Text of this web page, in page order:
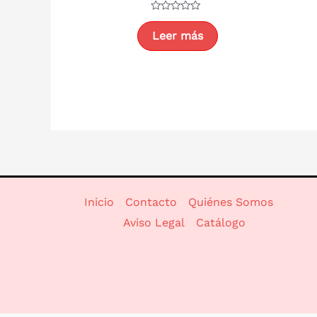
Valorado
con
0
Leer más
Inicio Contacto
Quiénes Somos
Aviso Legal
Catálogo